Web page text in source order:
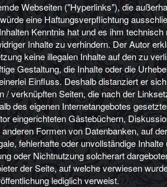
Webseiten ("Hyperlinks"), die
eine Haftungsverpflichtung
Kenntnis hat und es ihm technisch
Inhalte zu verhindern. Der Autor
keine illegalen Inhalte auf den zu
Gestaltung, die Inhalte oder die
Einfluss. Deshalb distanziert er
/ verknüpften Seiten, die nach der
des eigenen Internetangebotes
eingerichteten Gästebüchern,
Formen von Datenbanken, auf
fehlerhafte oder unvollständige Inhalte
oder Nichtnutzung solcherart
der Seite, auf welche verwiesen
lediglich verweist.